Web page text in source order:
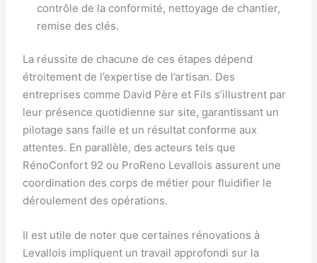
contrôle de la conformité, nettoyage de chantier,
remise des clés.
La réussite de chacune de ces étapes dépend
étroitement de l’expertise de l’artisan. Des
entreprises comme David Père et Fils s’illustrent par
leur présence quotidienne sur site, garantissant un
pilotage sans faille et un résultat conforme aux
attentes. En parallèle, des acteurs tels que
RénoConfort 92 ou ProReno Levallois assurent une
coordination des corps de métier pour fluidifier le
déroulement des opérations.
Il est utile de noter que certaines rénovations à
Levallois impliquent un travail approfondi sur la